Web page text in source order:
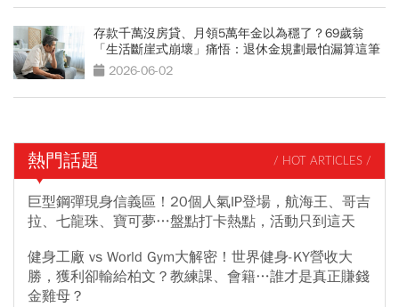
存款千萬沒房貸、月領5萬年金以為穩了？69歲翁
「生活斷崖式崩壞」痛悟：退休金規劃最怕漏算這筆
錢 2026-06-02
熱門話題 / HOT ARTICLES /
巨型鋼彈現身信義區！20個人氣IP登場，航海王、哥吉
拉、七龍珠、寶可夢…盤點打卡熱點，活動只到這天
健身工廠 vs World Gym大解密！世界健身-KY營收大
勝，獲利卻輸給柏文？教練課、會籍…誰才是真正賺錢
金雞母？